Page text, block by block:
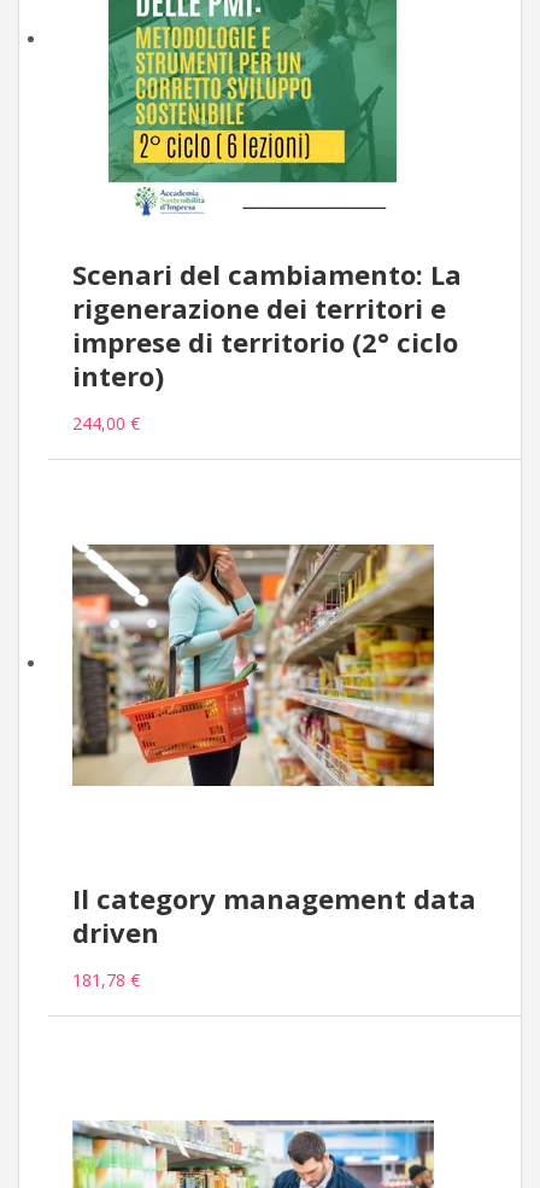
Scenari del cambiamento: La
rigenerazione dei territori e
imprese di territorio (2° ciclo
intero)
244,00 €
Il category management data
driven
181,78 €